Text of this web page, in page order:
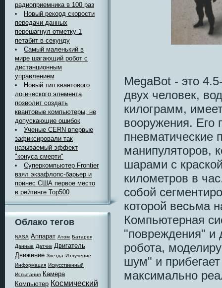
радиоприемника в 100 раз
Новый рекорд скорости
передачи данных
перешагнул отметку 1
петабит в секунду
Самый маленький в
мире шагающий робот с
дистанционным
управлением
Новый тип квантового
логического элемента
позволит создать
квантовые компьютеры, не
допускающие ошибок
Ученые CERN впервые
зафиксировали так
называемый эффект
"конуса смерти"
Суперкомпьютер Frontier
взял экзафлопс-барьер и
принес США первое место
в рейтинге Top500
Облако тегов
NASA Аппарат Атом Батарея
Данные Датчик Двигатель
Движение Звезда Излучение
Информация Искусственный
Испытания Камера
Компьютер Космический
MegaBot - это
двух человек,
килограмм,
вооружения. Его
пневматические
манипуляторов,
шарами с
километров в
собой
которой весьма
Компьютерная
"повреждения" и
робота,
шум" и
максимально